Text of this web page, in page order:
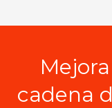
cadena